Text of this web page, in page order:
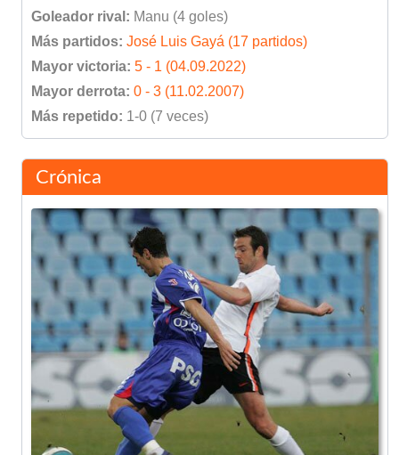
Goleador rival: Manu (4 goles)
Más partidos: José Luis Gayá (17 partidos)
Mayor victoria: 5 - 1 (04.09.2022)
Mayor derrota: 0 - 3 (11.02.2007)
Más repetido: 1-0 (7 veces)
Crónica